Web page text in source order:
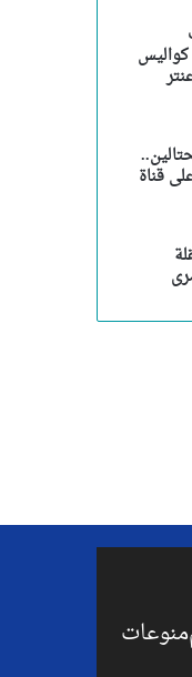
كواليس
قناة
منوعات